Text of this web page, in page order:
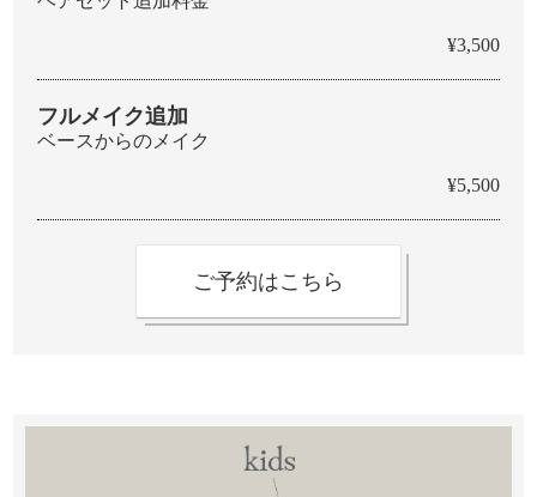
¥3,500
フルメイク追加
ベースからのメイク
¥5,500
ご予約はこちら